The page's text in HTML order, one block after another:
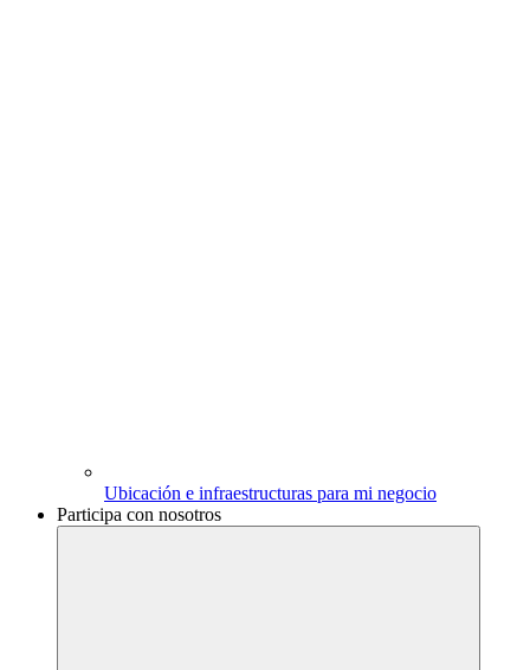
Ubicación e infraestructuras para mi negocio
Participa con nosotros